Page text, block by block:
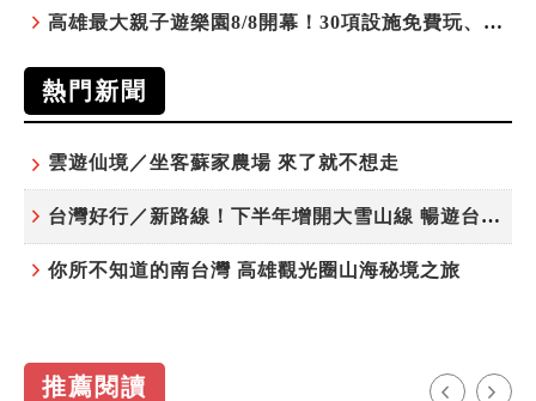
高雄最大親子遊樂園8/8開幕！30項設施免費玩、YOYO家族嗨翻暑假
熱門新聞
雲遊仙境／坐客蘇家農場 來了就不想走
台灣好行／新路線！下半年增開大雪山線 暢遊台中更便利
你所不知道的南台灣 高雄觀光圈山海秘境之旅
推薦閱讀